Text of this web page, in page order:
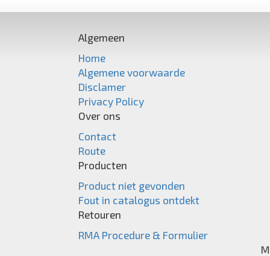
Algemeen
Home
Algemene voorwaarde
Disclamer
Privacy Policy
Over ons
Contact
Route
Producten
Product niet gevonden
Fout in catalogus ontdekt
Retouren
RMA Procedure & Formulier